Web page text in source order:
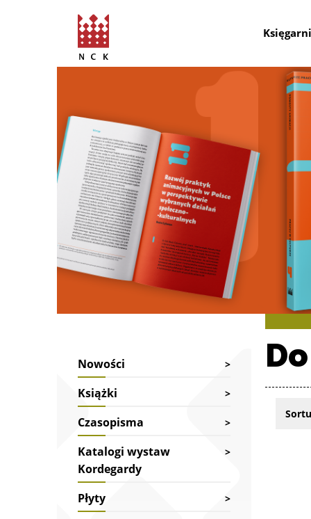
Nowości
Książki
Czasopisma
Katalogi wystaw
Kordegardy
Płyty